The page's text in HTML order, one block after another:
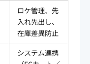
ロケ管理、先
入れ先出し、
在庫差異防止
システム連携